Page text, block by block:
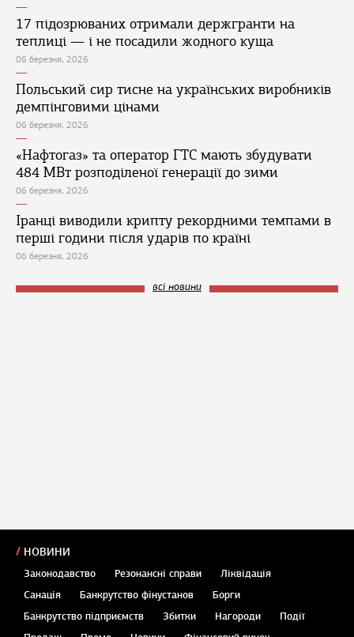
17 підозрюваних отримали держгранти на
теплиці — і не посадили жодного куща
06 березня, 2026
Польський сир тисне на українських виробників
демпінговими цінами
06 березня, 2026
«Нафтогаз» та оператор ГТС мають збудувати
484 МВт розподіленої генерації до зими
06 березня, 2026
Іранці виводили крипту рекордними темпами в
перші години після ударів по країні
06 березня, 2026
всі новини
НОВИНИ
Законодавство Резонансні справи
Ліквідація
Санація
Банкрутство фінустанов
Борги
Банкрутство підприємств
Збитки Нагороди
Події